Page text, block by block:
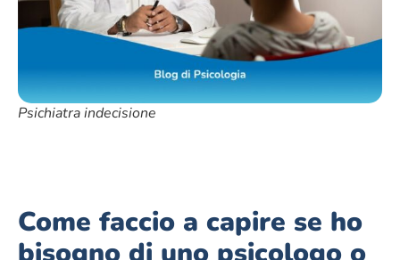
Psichiatra indecisione
Come faccio a capire se ho